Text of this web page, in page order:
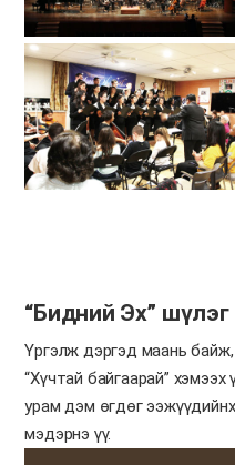
“Бидний Эх” шүлэг
Үргэлж дэргэд маань байж,
“Хүчтай байгаарай”
урам дэм өгдөг
мэдэрнэ үү.